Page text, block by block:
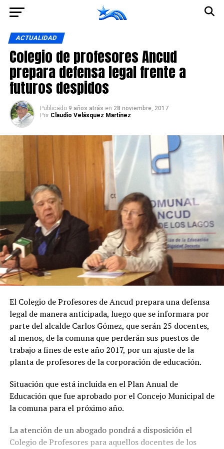
ACTUALIDAD
Colegio de profesores Ancud
prepara defensa legal frente a
futuros despidos
Publicado 9 años atrás en 28 noviembre, 2017
Por Claudio Velásquez Martínez
El Colegio de Profesores de Ancud prepara una defensa
legal de manera anticipada, luego que se informara por
parte del alcalde Carlos Gómez, que serán 25 docentes,
al menos, de la comuna que perderán sus puestos de
trabajo a fines de este año 2017, por un ajuste de la
planta de profesores de la corporación de educación.
Situación que está incluida en el Plan Anual de
Educación que fue aprobado por el Concejo Municipal de
la comuna para el próximo año.
La atención de un abogado pondrá a disposición el
Colegio de Profesores para aquellos docentes de los
Ir a la versión móvil